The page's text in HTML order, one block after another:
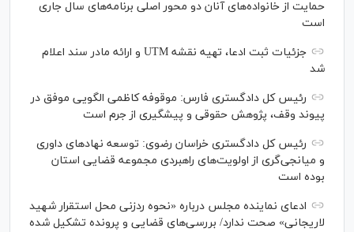
حمایت از خانواده‌های آنان دو محور اصلی برنامه‌های سال جاری
است
جزئیات ثبت ادعا، تهیه نقشه UTM و ارائه مادر سند اعلام
شد
رئیس کل دادگستری فارس: موقوفه کاظمی الگویی موفق در
پیوند وقف، پژوهش حقوقی و پیشگیری از جرم است
رئیس کل دادگستری خراسان رضوی: توسعه نهاد‌های داوری
و میانجی‌گری از اولویت‌های راهبردی مجموعه قضایی استان
بوده است
ادعای نماینده مجلس درباره «نحوه ردزنی محل استقرار شهید
لاریجانی» صحت ندارد/ بررسی‌های قضایی و پرونده تشکیل شده